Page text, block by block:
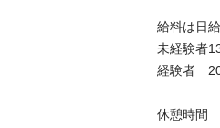
給料は日
未経験者
経験者　
休憩時間